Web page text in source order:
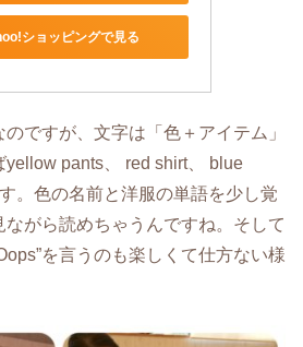
ショッピングで見る
ですが、文字は「色＋アイテム」
pants、 red shirt、 blue
。色の名前と洋服の単語を少し覚
ながら読めちゃうんですね。そして
を言うのも楽しくて仕方ない様